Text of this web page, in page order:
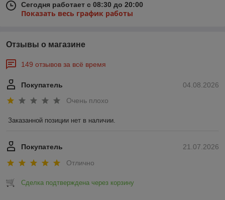
Сегодня работает с 08:30 до 20:00
Показать весь график работы
Отзывы о магазине
149 отзывов за всё время
04.08.2026
Покупатель
Очень плохо
Заказанной позиции нет в наличии.
21.07.2026
Покупатель
Отлично
Сделка подтверждена через корзину